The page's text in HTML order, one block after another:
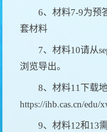
6、材料7-9为预
套材料
7、材料10请从
浏览导出。
8、材料11下载地
https://ihb.cas.cn/
9、材料12和13